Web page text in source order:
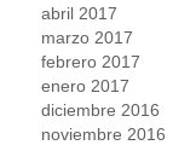
abril 2017
marzo 2017
febrero 2017
enero 2017
diciembre 2016
noviembre 2016